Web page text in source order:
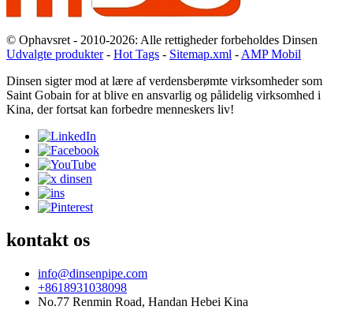
© Ophavsret - 2010-2026: Alle rettigheder forbeholdes Dinsen
Udvalgte produkter- Hot Tags - Sitemap.xml - AMP Mobil
Dinsen sigter mod at lære af verdensberømte virksomheder som
Saint Gobain for at blive en ansvarlig og pålidelig virksomhed i
Kina, der fortsat kan forbedre menneskers liv!
kontakt os
info@dinsenpipe.com
+8618931038098
No.77 Renmin Road, Handan Hebei Kina